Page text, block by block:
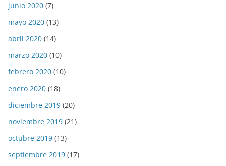
junio 2020 (7)
mayo 2020 (13)
abril 2020 (14)
marzo 2020 (10)
febrero 2020 (10)
enero 2020 (18)
diciembre 2019 (20)
noviembre 2019 (21)
octubre 2019 (13)
septiembre 2019 (17)